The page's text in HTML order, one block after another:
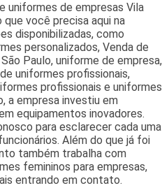
uniformes de empresas Vila
você precisa aqui na
disponibilizadas, como
personalizados, Venda de
Paulo, uniforme de empresa,
uniformes profissionais,
profissionais e uniformes
a empresa investiu em
equipamentos inovadores.
para esclarecer cada uma
Além do que já foi
também trabalha com
femininos para empresas,
entrando em contato.